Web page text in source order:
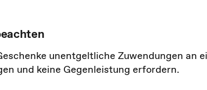
unentgeltliche Zuwendungen an
und keine Gegenleistung erfordern.